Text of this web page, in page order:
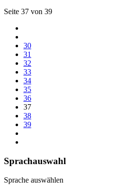
Seite 37 von 39
30
31
32
33
34
35
36
37
38
39
Sprachauswahl
Sprache auswählen